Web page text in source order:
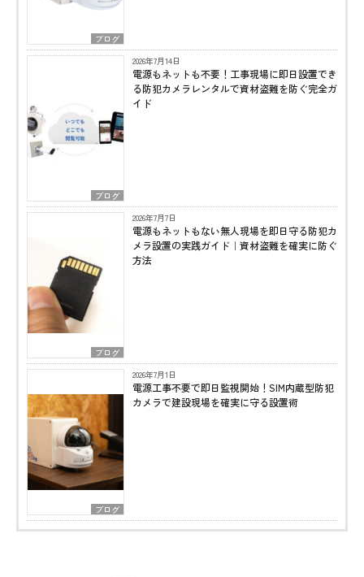
ブログ
ブログ
2026年7月14日
電源もネットも不要！工事現場に即日設置でき
る防犯カメラレンタルで資材盗難を防ぐ完全ガ
イド
ブログ
2026年7月7日
電源もネットもない無人現場を即日守る防犯カ
メラ設置の実践ガイド｜資材盗難を確実に防ぐ
方法
ブログ
2026年7月1日
電源工事不要で即日監視開始！SIM内蔵型防犯
カメラで建設現場を確実に守る設置術